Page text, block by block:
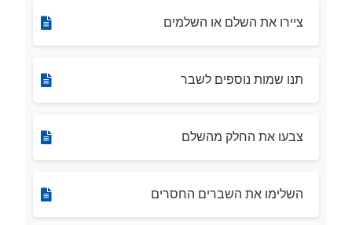
ציירו את השלם או השלמים
תנו שמות נוספים לשבר
צבעו את החלק מהשלם
השלימו את השברים החסרים